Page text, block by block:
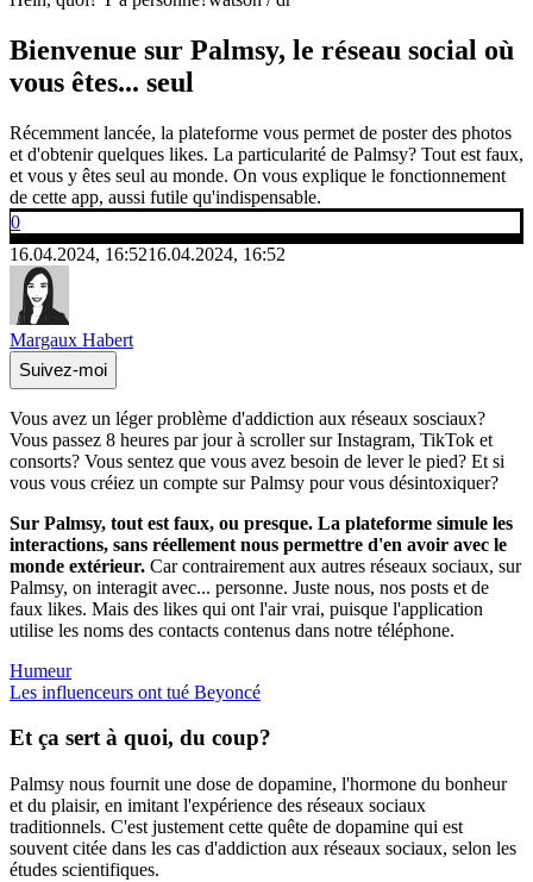
Bienvenue sur Palmsy, le réseau social où
vous êtes... seul
Récemment lancée, la plateforme vous permet de poster des photos
et d'obtenir quelques likes. La particularité de Palmsy? Tout est faux,
et vous y êtes seul au monde. On vous explique le fonctionnement
de cette app, aussi futile qu'indispensable.
0
16.04.2024, 16:5216.04.2024, 16:52
Margaux Habert
Suivez-moi
Vous avez un léger problème d'addiction aux réseaux sosciaux?
Vous passez 8 heures par jour à scroller sur Instagram, TikTok et
consorts? Vous sentez que vous avez besoin de lever le pied? Et si
vous vous créiez un compte sur Palmsy pour vous désintoxiquer?
Sur Palmsy, tout est faux, ou presque. La plateforme simule les
interactions, sans réellement nous permettre d'en avoir avec le
monde extérieur. Car contrairement aux autres réseaux sociaux, sur
Palmsy, on interagit avec... personne. Juste nous, nos posts et de
faux likes. Mais des likes qui ont l'air vrai, puisque l'application
utilise les noms des contacts contenus dans notre téléphone.
Humeur
Les influenceurs ont tué Beyoncé
Etça sert à quoi, du coup?
Palmsy nous fournit une dose de dopamine, l'hormone du bonheur
et du plaisir, en imitant l'expérience des réseaux sociaux
traditionnels. C'est justement cette quête de dopamine qui est
souvent citée dans les cas d'addiction aux réseaux sociaux, selon les
études scientifiques.